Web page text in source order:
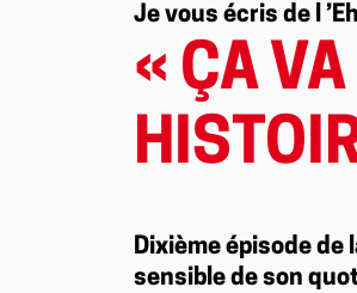
Je vous écris de l
« ÇA
Dixième épisode de
sensible de son